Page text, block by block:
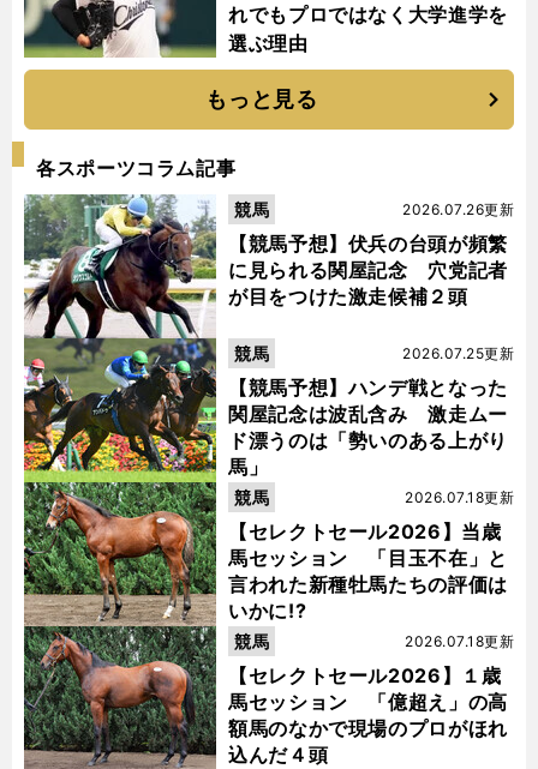
れでもプロではなく大学進学を
選ぶ理由
もっと見る
各スポーツコラム記事
【競馬予想】伏兵の台頭が頻繁
に見られる関屋記念 穴党記者
が目をつけた激走候補２頭
2026.07.26更新
競馬
【競馬予想】ハンデ戦となった
関屋記念は波乱含み 激走ムー
ド漂うのは「勢いのある上がり
馬」
2026.07.25更新
競馬
【セレクトセール2026】当歳
馬セッション 「目玉不在」と
言われた新種牡馬たちの評価は
いかに!?
2026.07.18更新
競馬
【セレクトセール2026】１歳
馬セッション 「億超え」の高
額馬のなかで現場のプロがほれ
込んだ４頭
2026.07.18更新
競馬